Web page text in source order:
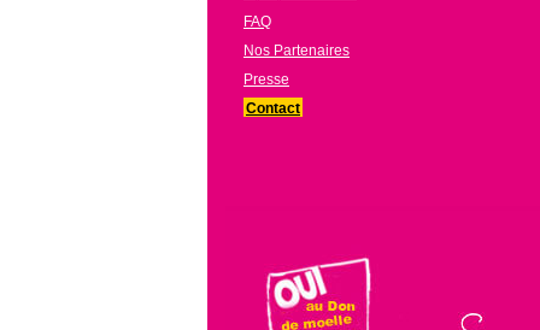
FAQ
Nos Partenaires
Presse
Contact